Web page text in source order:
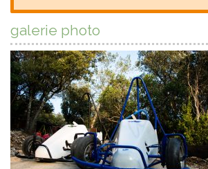
galerie photo